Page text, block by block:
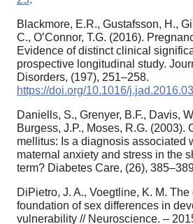
Blackmore, E.R., Gustafsson, H.,
C., O’Connor, T.G. (2016).
Evidence of distinct clinical
prospective longitudinal study.
Disorders, (197), 251–258.
https://doi.org/10.1016/
Daniells, S., Grenyer, B.F., Davis,
Burgess, J.P., Moses, R.G. (2003).
mellitus: Is a diagnosis associated
maternal anxiety and stress in the
term? Diabetes Care, (26),
DiPietro, J. A., Voegtline, K. M. The
foundation of sex differences in
vulnerability // Neuroscience. –